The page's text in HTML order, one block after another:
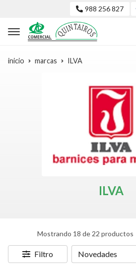
988 256 827
inicio marcas ILVA
ILVA
Mostrando 18 de 22 productos
Filtro